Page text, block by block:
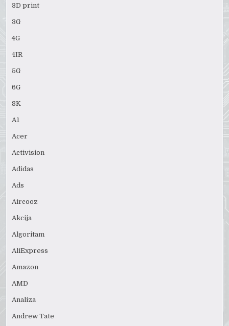
3D print
3G
4G
4IR
5G
6G
8K
A1
Acer
Activision
Adidas
Ads
Aircooz
Akcija
Algoritam
AliExpress
Amazon
AMD
Analiza
Andrew Tate